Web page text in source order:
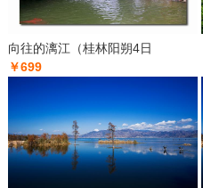
向往的漓江（桂林阳朔4日
￥699